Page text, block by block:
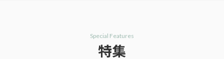
Special Features
特集